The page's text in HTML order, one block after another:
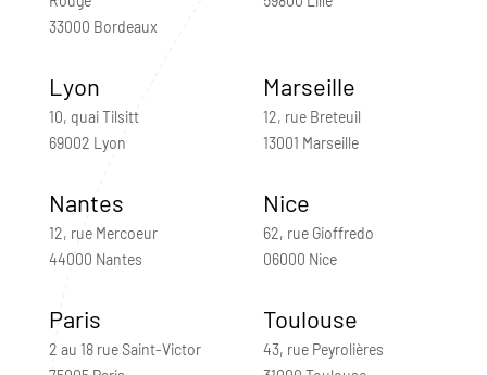
33000 Bordeaux
Lyon
10, quai Tilsitt
69002 Lyon
Marseille
12, rue Breteuil
13001 Marseille
Nantes
12, rue Mercoeur
44000 Nantes
Nice
62, rue Gioffredo
06000 Nice
Paris
2 au 18 rue Saint-Victor
Toulouse
43, rue Peyrolières